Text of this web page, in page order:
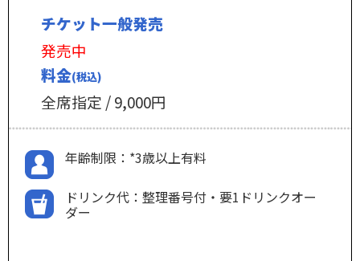
チケット一般発売
発売中
料金(税込)
全席指定 / 9,000円
年齢制限：*3歳以上有料
ドリンク代：整理番号付・要1ドリンクオー
ダー